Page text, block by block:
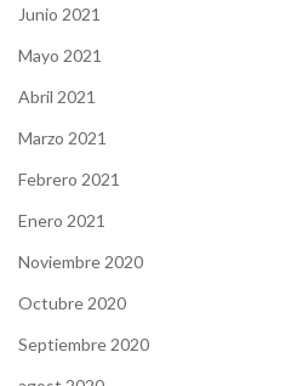
Junio 2021
Mayo 2021
Abril 2021
Marzo 2021
Febrero 2021
Enero 2021
Noviembre 2020
Octubre 2020
Septiembre 2020